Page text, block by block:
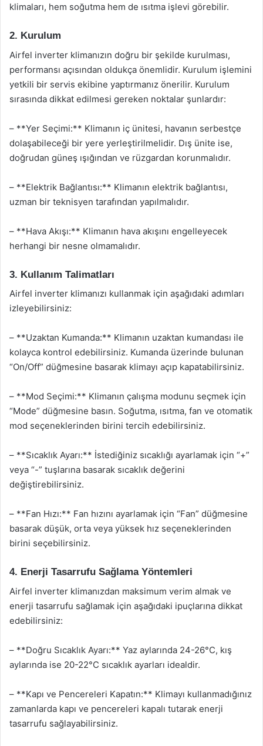
klimaları, hem soğutma hem de ısıtma işlevi görebilir.
2. Kurulum
Airfel inverter klimanızın doğru bir şekilde kurulması,
performansı açısından oldukça önemlidir. Kurulum işlemini
yetkili bir servis ekibine yaptırmanız önerilir. Kurulum
sırasında dikkat edilmesi gereken noktalar şunlardır:
– **Yer Seçimi:** Klimanın iç ünitesi, havanın serbestçe
dolaşabileceği bir yere yerleştirilmelidir. Dış ünite ise,
doğrudan güneş ışığından ve rüzgardan korunmalıdır.
– **Elektrik Bağlantısı:** Klimanın elektrik bağlantısı,
uzman bir teknisyen tarafından yapılmalıdır.
– **Hava Akışı:** Klimanın hava akışını engelleyecek
herhangi bir nesne olmamalıdır.
3. Kullanım Talimatları
Airfel inverter klimanızı kullanmak için aşağıdaki adımları
izleyebilirsiniz:
– **Uzaktan Kumanda:** Klimanın uzaktan kumandası ile
kolayca kontrol edebilirsiniz. Kumanda üzerinde bulunan
“On/Off” düğmesine basarak klimayı açıp kapatabilirsiniz.
– **Mod Seçimi:** Klimanın çalışma modunu seçmek için
“Mode” düğmesine basın. Soğutma, ısıtma, fan ve otomatik
mod seçeneklerinden birini tercih edebilirsiniz.
– **Sıcaklık Ayarı:** İstediğiniz sıcaklığı ayarlamak için “+”
veya “-” tuşlarına basarak sıcaklık değerini
değiştirebilirsiniz.
– **Fan Hızı:** Fan hızını ayarlamak için “Fan” düğmesine
basarak düşük, orta veya yüksek hız seçeneklerinden
birini seçebilirsiniz.
4. Enerji Tasarrufu Sağlama Yöntemleri
Airfel inverter klimanızdan maksimum verim almak ve
enerji tasarrufu sağlamak için aşağıdaki ipuçlarına dikkat
edebilirsiniz:
– **Doğru Sıcaklık Ayarı:** Yaz aylarında 24-26°C, kış
aylarında ise 20-22°C sıcaklık ayarları idealdir.
– **Kapı ve Pencereleri Kapatın:** Klimayı kullanmadığınız
zamanlarda kapı ve pencereleri kapalı tutarak enerji
tasarrufu sağlayabilirsiniz.